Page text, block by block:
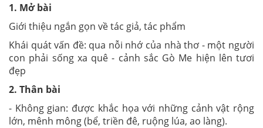
1. Mở bài
Giới thiệu ngắn gọn về tác giả, tác phẩm
Khái quát vấn đề: qua nỗi nhớ của nhà thơ - một người
con phải sống xa quê - cảnh sắc Gò Me hiện lên tươi
đẹp
2. Thân bài
- Không gian: được khắc họa với những cảnh vật rộng
lớn, mênh mông (bể, triền đê, ruộng lúa, ao làng).